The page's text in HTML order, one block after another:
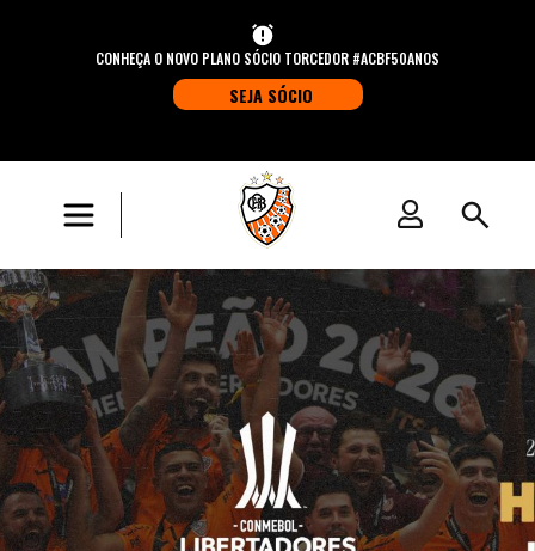
CONHEÇA O NOVO PLANO SÓCIO TORCEDOR #ACBF50ANOS
SEJA SÓCIO